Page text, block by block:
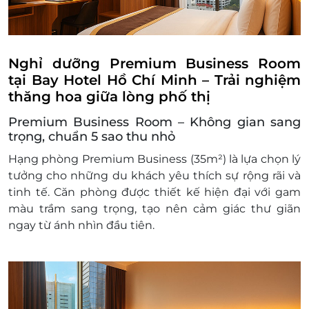
Điều kiện đặt & nhận phòng:
Đặt ít nhất 7 - 10 ngày trước ngày đến lưu trú
cần đặt trước 3 tuần
Giờ nhận phòng: Sau 14h00 / Giờ trả phòng:
Trước 12h00
Check in sớm - Check out muộn: tùy thuộc
vào tình trạng phòng và có thể sẽ phụ thu
theo quy định của khách sạn
Hotline đặt phòng & tư vấn (9h-20h): 1900
2065 / 0702 804 262
Văn phòng HCM: 028 6680 8757
Điều kiện hoãn/huỷ phòng:
Hủy trước 30 ngày miễn phí; tính phí dịch vụ
lưu trú 100% voucher. Không hủy, hoàn, thay
đổi các ngày cao điểm và Lễ Tết
Nghỉ dưỡng Premium Business Room
tại Bay Hotel Hồ Chí Minh – Trải nghiệm
thăng hoa giữa lòng phố thị
Premium Business Room – Không gian sang
trọng, chuẩn 5 sao thu nhỏ
Hạng phòng Premium Business (35m²) là lựa chọn lý
tưởng cho những du khách yêu thích sự rộng rãi và
tinh tế. Căn phòng được thiết kế hiện đại với gam
màu trầm sang trọng, tạo nên cảm giác thư giãn
ngay từ ánh nhìn đầu tiên.